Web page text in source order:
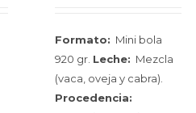
Formato: Mini bola
920 gr. Leche: Mezcla
(vaca, oveja y cabra).
Procedencia: